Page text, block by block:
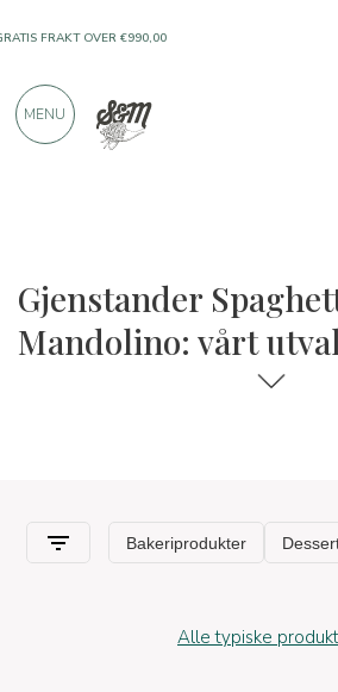
Gjenstander
Mandolino: vårt
Alle typiske
FRAKT OVER €990,00
PRODUKTER FRA FREMRAGENDE
MENU